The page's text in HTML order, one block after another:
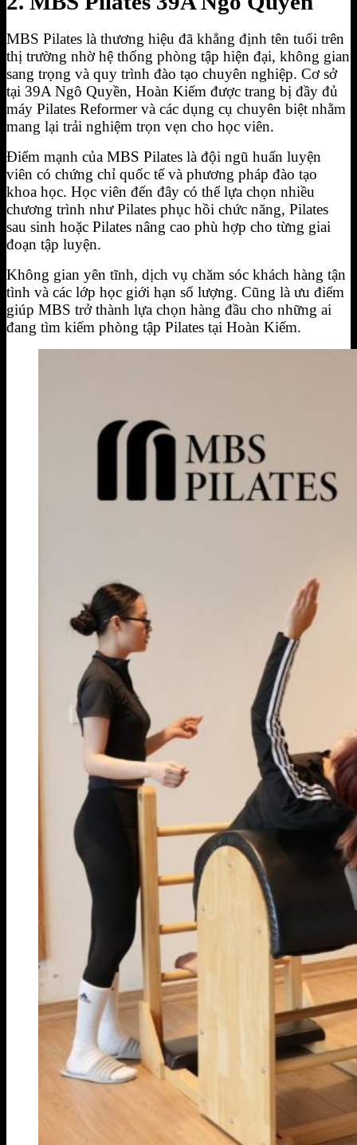
MBS Pilates là thương hiệu đã khẳng định tên tuổi trên
thị trường nhờ hệ thống phòng tập hiện đại, không gian
sang trọng và quy trình đào tạo chuyên nghiệp. Cơ sở
tại 39A Ngô Quyền, Hoàn Kiếm được trang bị đầy đủ
máy Pilates Reformer và các dụng cụ chuyên biệt nhằm
mang lại trải nghiệm trọn vẹn cho học viên.
Điểm mạnh của MBS Pilates là đội ngũ huấn luyện
viên có chứng chỉ quốc tế và phương pháp đào tạo
khoa học. Học viên đến đây có thể lựa chọn nhiều
chương trình như Pilates phục hồi chức năng, Pilates
sau sinh hoặc Pilates nâng cao phù hợp cho từng giai
đoạn tập luyện.
Không gian yên tĩnh, dịch vụ chăm sóc khách hàng tận
tình và các lớp học giới hạn số lượng. Cũng là ưu điểm
giúp MBS trở thành lựa chọn hàng đầu cho những ai
đang tìm kiếm phòng tập Pilates tại Hoàn Kiếm.